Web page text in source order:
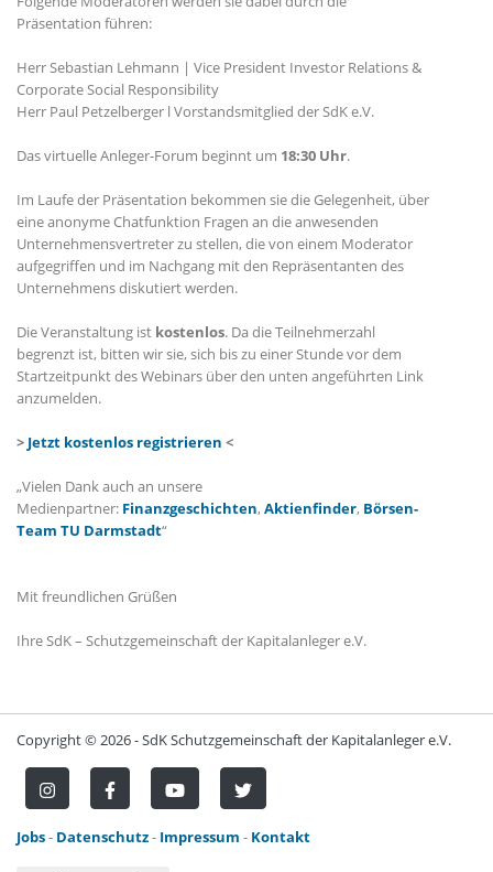
Präsentation führen:
Herr Sebastian Lehmann | Vice President Investor Relations &
Corporate Social Responsibility
Herr Paul Petzelberger l Vorstandsmitglied der SdK e.V.
Das virtuelle Anleger-Forum beginnt um 18:30 Uhr.
Im Laufe der Präsentation bekommen sie die Gelegenheit, über
eine anonyme Chatfunktion Fragen an die anwesenden
Unternehmensvertreter zu stellen, die von einem Moderator
aufgegriffen und im Nachgang mit den Repräsentanten des
Unternehmens diskutiert werden.
Die Veranstaltung ist kostenlos. Da die Teilnehmerzahl
begrenzt ist, bitten wir sie, sich bis zu einer Stunde vor dem
Startzeitpunkt des Webinars über den unten angeführten Link
anzumelden.
> Jetzt kostenlos registrieren <
„Vielen Dank auch an unsere
Medienpartner: Finanzgeschichten,Aktienfinder, Börsen-
Team TU Darmstadt“
Mit freundlichen Grüßen
Ihre SdK – Schutzgemeinschaft der Kapitalanleger e.V.
Copyright ©2026 - SdK Schutzgemeinschaft der Kapitalanleger e.V.
Jobs- Datenschutz- Impressum - Kontakt